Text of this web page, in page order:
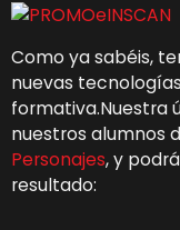
Como ya sabéis,
nuevas
formativa.Nuestra
nuestros alumnos
Personajes, y
resultado: